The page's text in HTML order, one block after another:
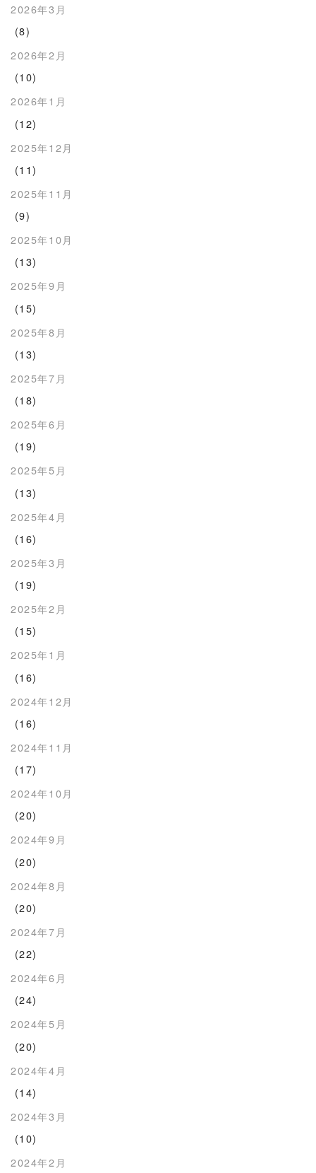
2026年3月
(8)
2026年2月
(10)
2026年1月
(12)
2025年12月
(11)
2025年11月
(9)
2025年10月
(13)
2025年9月
(15)
2025年8月
(13)
2025年7月
(18)
2025年6月
(19)
2025年5月
(13)
2025年4月
(16)
2025年3月
(19)
2025年2月
(15)
2025年1月
(16)
2024年12月
(16)
2024年11月
(17)
2024年10月
(20)
2024年9月
(20)
2024年8月
(20)
2024年7月
(22)
2024年6月
(24)
2024年5月
(20)
2024年4月
(14)
2024年3月
(10)
2024年2月